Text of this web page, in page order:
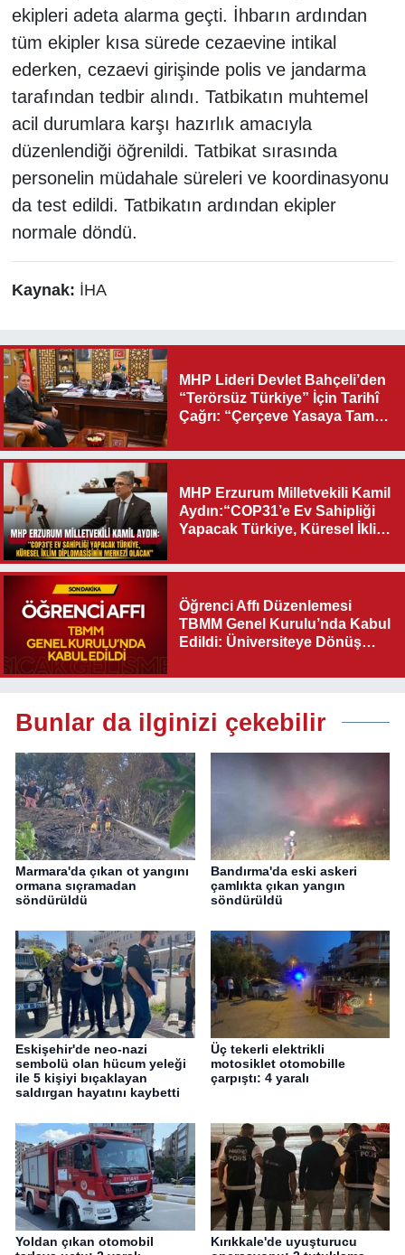
ekipleri adeta alarma geçti. İhbarın ardından
tüm ekipler kısa sürede cezaevine intikal
ederken, cezaevi girişinde polis ve jandarma
tarafından tedbir alındı. Tatbikatın muhtemel
acil durumlara karşı hazırlık amacıyla
düzenlendiği öğrenildi. Tatbikat sırasında
personelin müdahale süreleri ve koordinasyonu
da test edildi. Tatbikatın ardından ekipler
normale döndü.
Kaynak: İHA
MHP Lideri Devlet Bahçeli’den
“Terörsüz Türkiye” İçin Tarihî
Çağrı: “Çerçeve Yasaya Tam
MHP Erzurum Milletvekili Kamil
Aydın:“COP31’e Ev Sahipliği
Yapacak Türkiye, Küresel İklim
Olacak"
Öğrenci Affı Düzenlemesi
TBMM Genel Kurulu’nda Kabul
Edildi: Üniversiteye Dönüş
Bunlar da ilginizi çekebilir
Marmara'da çıkan ot yangını
ormana sıçramadan
söndürüldü
Bandırma'da eski askeri
çamlıkta çıkan yangın
söndürüldü
Eskişehir'de neo-nazi
sembolü olan hücum yeleği
ile 5 kişiyi bıçaklayan
saldırgan hayatını kaybetti
Üç tekerli elektrikli
motosiklet otomobille
çarpıştı: 4 yaralı
Yoldan çıkan otomobil
Kırıkkale'de uyuşturucu